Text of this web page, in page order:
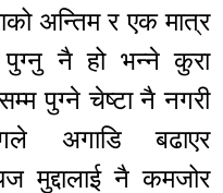
अन्तिम र एक मात्र
पुग्नु नै हो भन्ने कुरा
पुग्ने चेष्टा नै नगरी
अगाडि बढाएर
मुद्दालाई नै कमजोर